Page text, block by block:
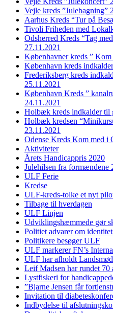
Vejle kreds ”Julebagning”
Aarhus Kreds “Tur på
Tivoli Friheden med
Odsherred Kreds “Tag
27.11.2021
Københavner kreds ” Kom
København kreds
Frederiksberg kreds
25.11.2021
København Kreds ”
24.11.2021
Holbæk kreds indkalder til
Holbæk kredsen
23.11.2021
Odense Kreds Kom med i
Aktiviteter
Årets Handicappris 2020
Julehilsen fra formændene
ULF Ferie
Kredse
ULF-kreds-tolke et nyt
Tilbage til hverdagen
ULF Linjen
Udviklingshæmmede gør
Politiet advarer om
Politikere besøger ULF
ULF markerer FN’s
ULF har afholdt
Leif Madsen har rundet 70
Lystfiskeri for
”Bjarne Jensen får
Invitation til
Indbydelse til